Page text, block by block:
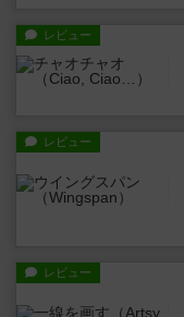
レビュー
レビュー
レビュー